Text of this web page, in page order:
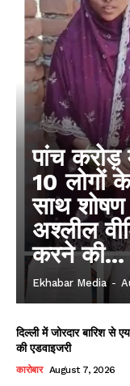
पांच
10 लोगों
साथ शोषण
अश्लील
करने की...
Ekhabar Media -
दिल्ली में जोरदार बारिश से
की एडवाइजरी
कारोबार August 7, 2026